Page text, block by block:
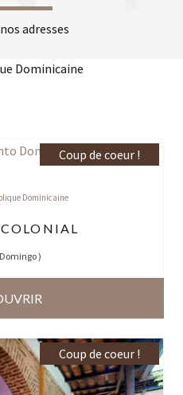
adresses
Dominicaine
Dominicaine
)
Coup de coeur !
Coup de coeur !